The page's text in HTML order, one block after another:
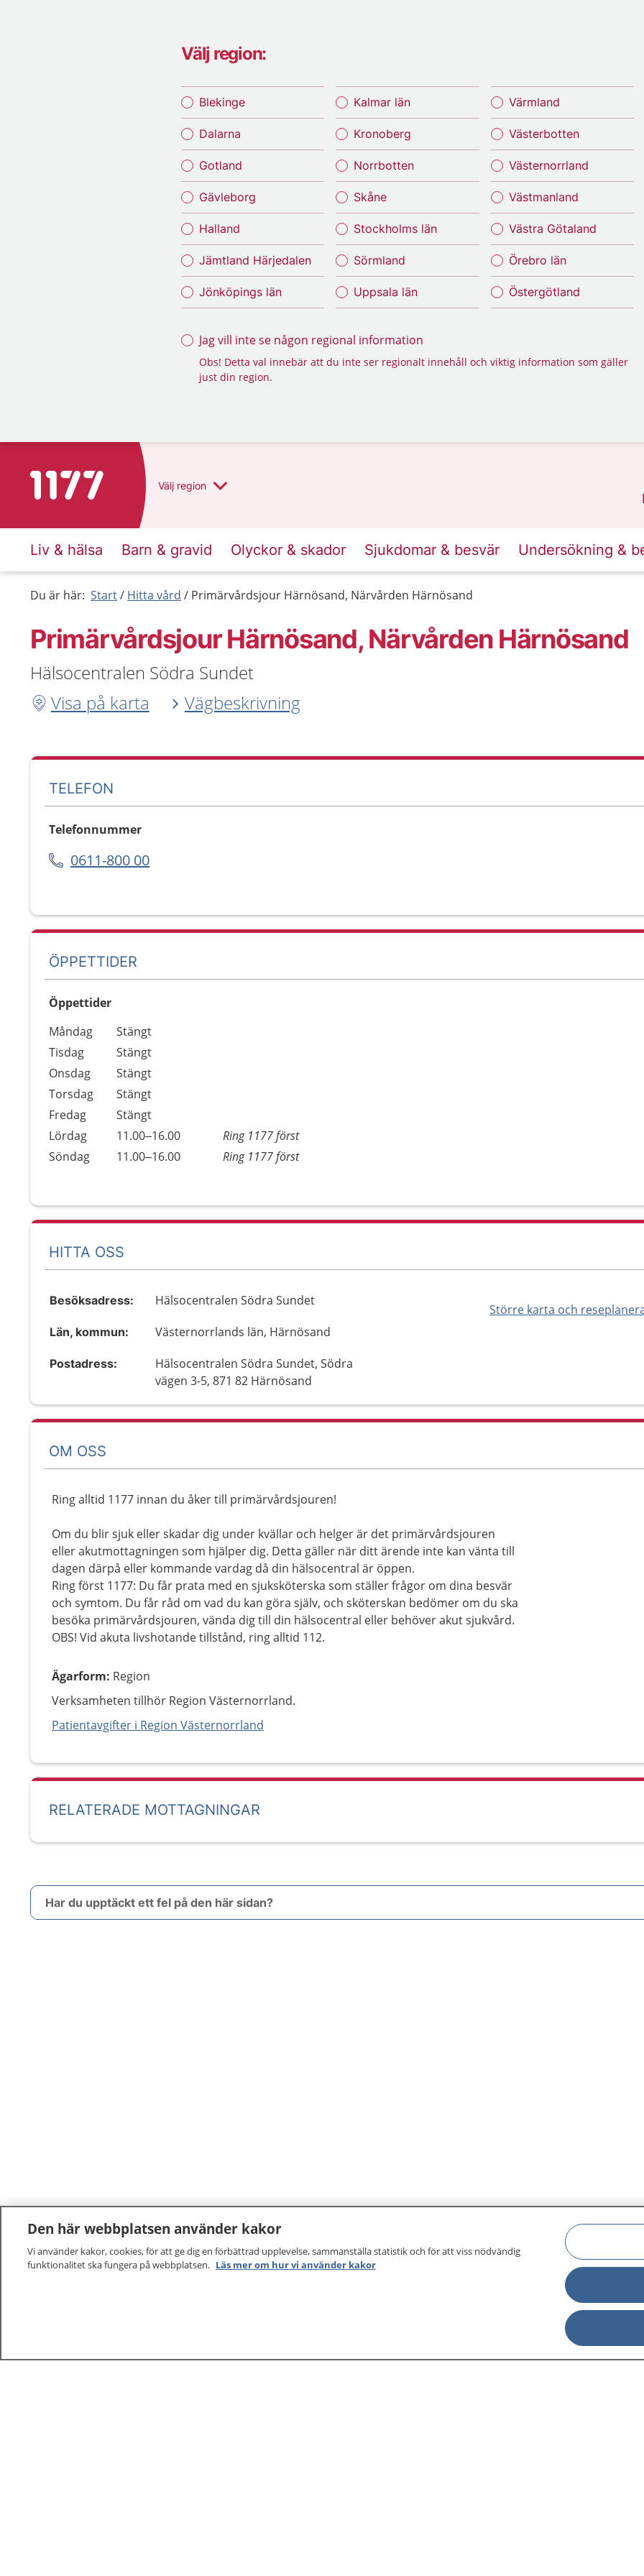
Välj region:
Blekinge
Dalarna
Gotland
Gävleborg
Halland
Jämtland Härjedalen
Jönköpings län
Kalmar län
Kronoberg
Norrbotten
Skåne
Stockholms län
Sörmland
Uppsala län
Värmland
Västerbotten
Västernorrland
Västmanland
Västra Götaland
Örebro län
Östergötland
Jag vill inte se någon regional information
Obs! Detta val innebär att du inte ser regionalt innehåll och viktig information som gäller
just din region.
Till startsidan för 1177 Välj region
Liv & hälsa Barn & gravid Olyckor & skador Sjukdomar & besvär Undersökning &
Du är här: Start Hitta vård Primärvårdsjour Härnösand, Närvården Härnösand
Primärvårdsjour Härnösand, Närvården Härnösand
Hälsocentralen Södra Sundet
Visa på karta
Vägbeskrivning
TELEFON
Telefonnummer
0611-800 00
ÖPPETTIDER
Öppettider
Dag
Öppettider
Kommentarer
Måndag
Stängt
Tisdag
Stängt
Onsdag
Stängt
Torsdag
Stängt
Fredag
Stängt
Lördag
11.00–16.00
Ring 1177 först
Söndag
11.00–16.00 Ring 1177 först
HITTA OSS
Större karta och
Besöksadress: Hälsocentralen Södra Sundet
Län, kommun: Västernorrlands län, Härnösand
Postadress:
Hälsocentralen Södra Sundet, Södra
vägen 3-5, 871 82 Härnösand
OM OSS
Ring alltid 1177 innan du åker till primärvårdsjouren!
Om du blir sjuk eller skadar dig under kvällar och helger är det primärvårdsjouren
eller akutmottagningen som hjälper dig. Detta gäller när ditt ärende inte kan vänta till
dagen därpå eller kommande vardag då din hälsocentral är öppen.
Ring först 1177: Du får prata med en sjuksköterska som ställer frågor om dina besvär
och symtom. Du får råd om vad du kan göra själv, och sköterskan bedömer om du ska
besöka primärvårdsjouren, vända dig till din hälsocentral eller behöver akut sjukvård.
OBS! Vid akuta livshotande tillstånd, ring alltid 112.
Ägarform: Region
Verksamheten tillhör Region Västernorrland.
Patientavgifter i Region Västernorrland
RELATERADE MOTTAGNINGAR
Har du upptäckt ett fel på den här sidan?
Den här webbplatsen använder kakor
Vi använder kakor, cookies, för att ge dig en förbättrad upplevelse, sammanställa statistik och för att viss nödvändig
funktionalitet ska fungera på webbplatsen. Läs mer om hur vi använder kakor